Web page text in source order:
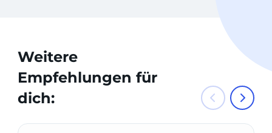
Weitere
Empfehlungen für
dich: